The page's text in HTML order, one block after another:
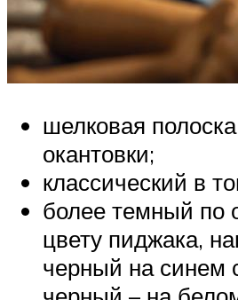
шелковая
окантовки;
классический в
более темный по
цвету пиджака,
черный на синем